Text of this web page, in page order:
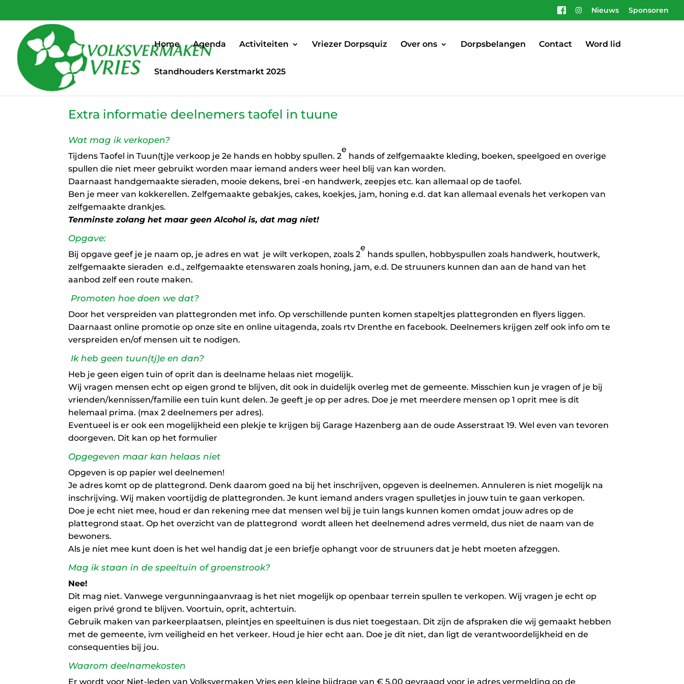
Nieuws Sponsoren
Home Agenda Activiteiten Vriezer Dorpsquiz Over ons Dorpsbelangen Contact Word lid
Standhouders Kerstmarkt 2025
Extra informatie deelnemers taofel in tuune
Wat mag ik verkopen?
Tijdens Taofel in Tuun(tj)e verkoop je 2e hands en hobby spullen. 2
e
hands of zelfgemaakte kleding, boeken, speelgoed en overige
spullen die niet meer gebruikt worden maar iemand anders weer heel blij van kan worden.
Daarnaast handgemaakte sieraden, mooie dekens, brei -en handwerk, zeepjes etc. kan allemaal op de taofel.
Ben je meer van kokkerellen. Zelfgemaakte gebakjes, cakes, koekjes, jam, honing e.d. dat kan allemaal evenals het verkopen van
zelfgemaakte drankjes.
Tenminste zolang het maar geen Alcohol is, dat mag niet!
Opgave:
Bij opgave geef je je naam op, je adres en wat je wilt verkopen, zoals 2
e
hands spullen, hobbyspullen zoals handwerk, houtwerk,
zelfgemaakte sieraden e.d., zelfgemaakte etenswaren zoals honing, jam, e.d. De struuners kunnen dan aan de hand van het
aanbod zelf een route maken.
Promoten hoe doen we dat?
Door het verspreiden van plattegronden met info. Op verschillende punten komen stapeltjes plattegronden en flyers liggen.
Daarnaast online promotie op onze site en online uitagenda, zoals rtv Drenthe en facebook. Deelnemers krijgen zelf ook info om te
verspreiden en/of mensen uit te nodigen.
Ik heb geen tuun(tj)e en dan?
Heb je geen eigen tuin of oprit dan is deelname helaas niet mogelijk.
Wij vragen mensen echt op eigen grond te blijven, dit ook in duidelijk overleg met de gemeente. Misschien kun je vragen of je bij
vrienden/kennissen/familie een tuin kunt delen. Je geeft je op per adres. Doe je met meerdere mensen op 1 oprit mee is dit
helemaal prima. (max 2 deelnemers per adres).
Eventueel is er ook een mogelijkheid een plekje te krijgen bij Garage Hazenberg aan de oude Asserstraat 19. Wel even van tevoren
doorgeven. Dit kan op het formulier
Opgegeven maar kan helaas niet
Opgeven is op papier wel deelnemen!
Je adres komt op de plattegrond. Denk daarom goed na bij het inschrijven, opgeven is deelnemen. Annuleren is niet mogelijk na
inschrijving. Wij maken voortijdig de plattegronden. Je kunt iemand anders vragen spulletjes in jouw tuin te gaan verkopen.
Doe je echt niet mee, houd er dan rekening mee dat mensen wel bij je tuin langs kunnen komen omdat jouw adres op de
plattegrond staat. Op het overzicht van de plattegrond wordt alleen het deelnemend adres vermeld, dus niet de naam van de
bewoners.
Als je niet mee kunt doen is het wel handig dat je een briefje ophangt voor de struuners dat je hebt moeten afzeggen.
Mag ik staan in de speeltuin of groenstrook?
Nee!
Dit mag niet. Vanwege vergunningaanvraag is het niet mogelijk op openbaar terrein spullen te verkopen. Wij vragen je echt op
eigen privé grond te blijven. Voortuin, oprit, achtertuin.
Gebruik maken van parkeerplaatsen, pleintjes en speeltuinen is dus niet toegestaan. Dit zijn de afspraken die wij gemaakt hebben
met de gemeente, ivm veiligheid en het verkeer. Houd je hier echt aan. Doe je dit niet, dan ligt de verantwoordelijkheid en de
consequenties bij jou.
Waarom deelnamekosten
Er wordt voor Niet-leden van Volksvermaken Vries een kleine bijdrage van € 5,00 gevraagd voor je adres vermelding op de